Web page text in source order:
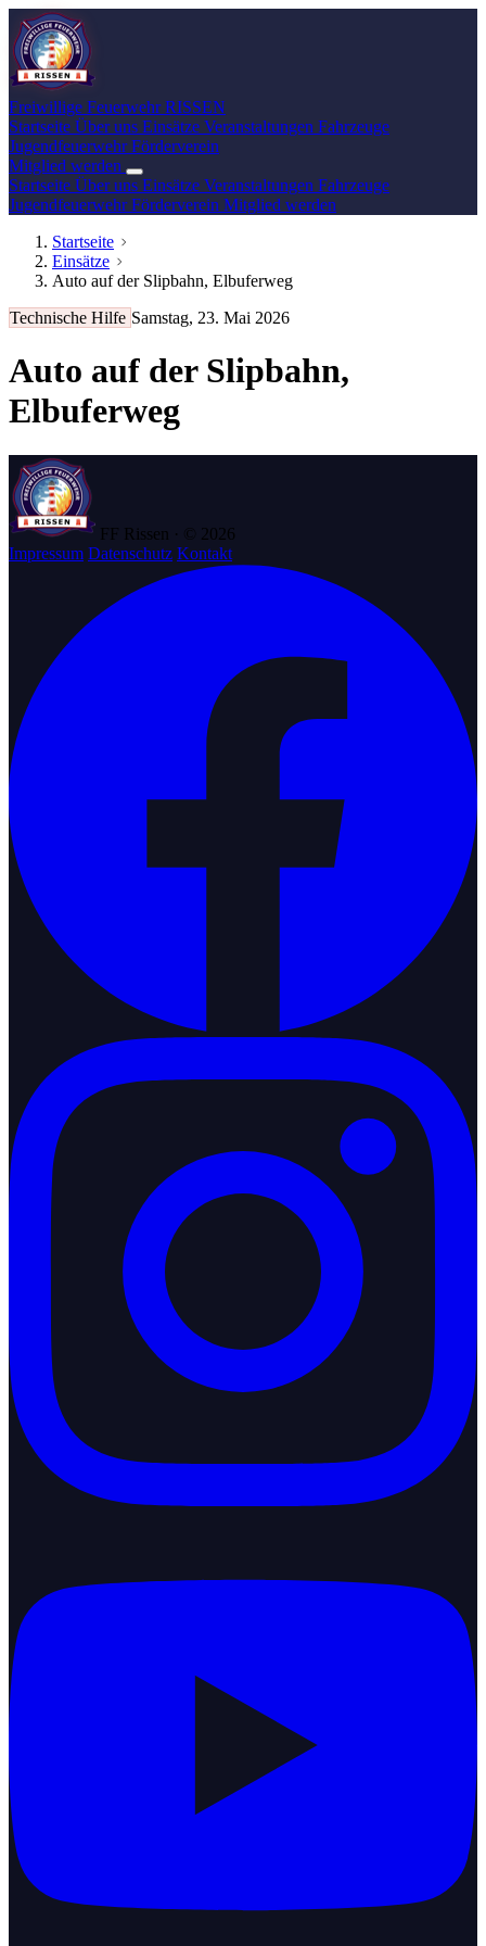
Freiwillige Feuerwehr RISSEN
Startseite Über uns Einsätze Veranstaltungen Fahrzeuge
JugendfeuerwehrFörderverein
Mitglied werden
Startseite Über uns Einsätze Veranstaltungen Fahrzeuge
JugendfeuerwehrFörderverein Mitglied werden
Startseite
Einsätze
Auto auf der Slipbahn, Elbuferweg
Technische Hilfe Samstag, 23. Mai 2026
Auto auf der Slipbahn,
Elbuferweg
FF Rissen · © 2026
Impressum Datenschutz Kontakt